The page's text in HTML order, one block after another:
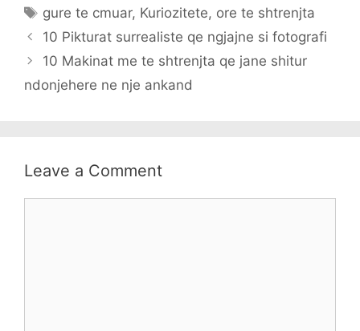
Tags
gure te cmuar, Kuriozitete, ore te shtrenjta
10 Pikturat surrealiste qe ngjajne si fotografi
10 Makinat me te shtrenjta qe jane shitur
ndonjehere ne nje ankand
Leave a Comment